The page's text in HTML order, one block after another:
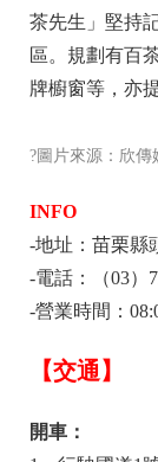
茶先生」堅持
區。規劃有百
牌櫥窗等，亦
?圖片來源：欣傳
INFO
-地址：苗栗縣
-電話：（03）
-營業時間：
【交通】
開車：